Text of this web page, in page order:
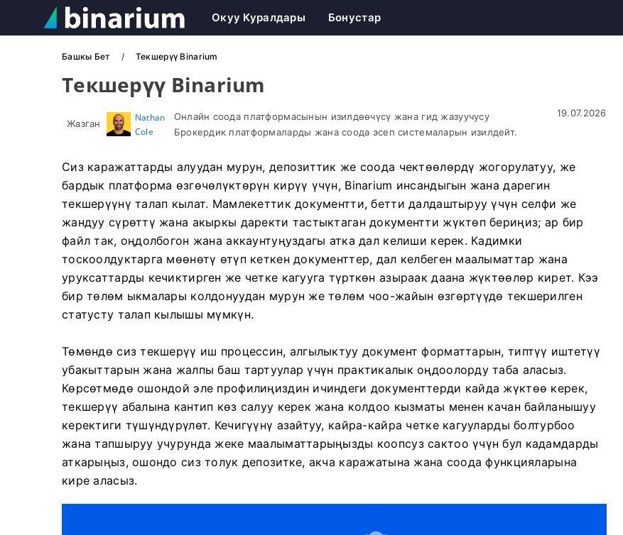
Окуу Куралдары Бонустар
Башкы Бет Текшерүү Binarium
Текшерүү Binarium
Жазган
Nathan
Cole
Онлайн соода платформасынын изилдөөчүсү жана гид жазуучусу
Брокердик платформаларды жана соода эсеп системаларын изилдейт.
19.07.2026
Сиз каражаттарды алуудан мурун, депозиттик же соода чектөөлөрдү жогорулатуу, же
бардык платформа өзгөчөлүктөрүн кирүү үчүн, Binarium инсандыгын жана дарегин
текшерүүнү талап кылат. Мамлекеттик документти, бетти далдаштыруу үчүн селфи же
жандуу сүрөттү жана акыркы даректи тастыктаган документти жүктөп бериңиз; ар бир
файл так, оңдолбогон жана аккаунтуңуздагы атка дал келиши керек. Кадимки
тоскоолдуктарга мөөнөтү өтүп кеткен документтер, дал келбеген маалыматтар жана
уруксаттарды кечиктирген же четке кагууга түрткөн азыраак даана жүктөөлөр кирет. Кээ
бир төлөм ыкмалары колдонуудан мурун же төлөм чоо-жайын өзгөртүүдө текшерилген
статусту талап кылышы мүмкүн.
Төмөндө сиз текшерүү иш процессин, алгылыктуу документ форматтарын, типтүү иштетүү
убакыттарын жана жалпы баш тартуулар үчүн практикалык оңдоолорду таба аласыз.
Көрсөтмөдө ошондой эле профилиңиздин ичиндеги документтерди кайда жүктөө керек,
текшерүү абалына кантип көз салуу керек жана колдоо кызматы менен качан байланышуу
керектиги түшүндүрүлөт. Кечигүүнү азайтуу, кайра-кайра четке кагууларды болтурбоо
жана тапшыруу учурунда жеке маалыматтарыңызды коопсуз сактоо үчүн бул кадамдарды
аткарыңыз, ошондо сиз толук депозитке, акча каражатына жана соода функцияларына
кире аласыз.